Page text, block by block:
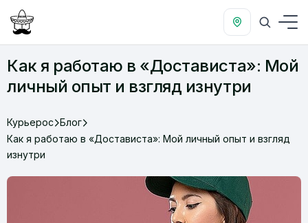
Как я работаю в «Достависта»: Мой
личный опыт и взгляд изнутри
Курьерос Блог
Как я работаю в «Достависта»: Мой личный опыт и взгляд
изнутри